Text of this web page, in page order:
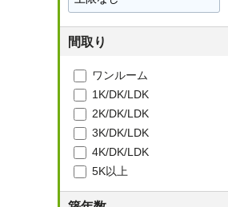
上
限
間取り
ワンルーム
1K/DK/LDK
2K/DK/LDK
3K/DK/LDK
4K/DK/LDK
5K以上